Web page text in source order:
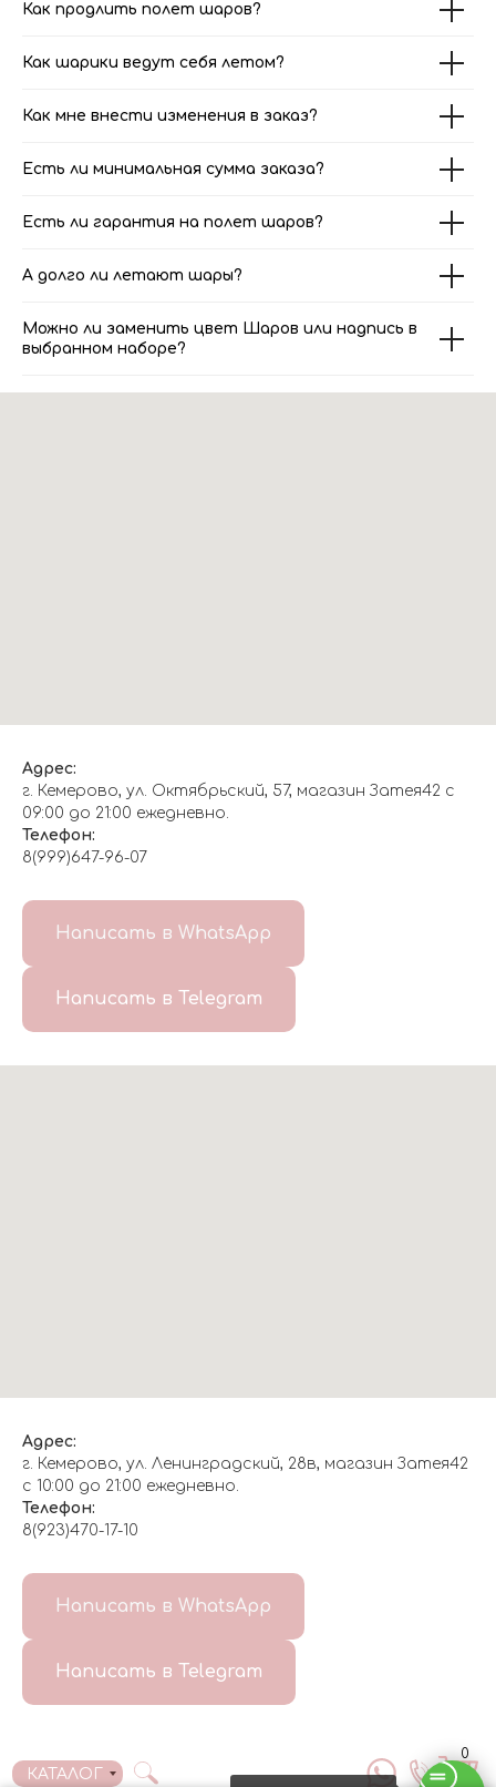
Как продлить полет шаров?
Как шарики ведут себя летом?
Как мне внести изменения в заказ?
Есть ли минимальная сумма заказа?
Есть ли гарантия на полет шаров?
А долго ли летают шары?
Можно ли заменить цвет Шаров или надпись в
выбранном наборе?
Адрес:
г. Кемерово, ул. Октябрьский, 57, магазин Затея42 с
09:00 до 21:00 ежедневно.
Телефон:
8(999)647-96-07
Написать в WhatsApp
Написать в Telegram
Адрес:
г. Кемерово, ул. Ленинградский, 28в, магазин Затея42
с 10:00 до 21:00 ежедневно.
Телефон:
8(923)470-17-10
Написать в WhatsApp
Написать в Telegram
ДОСТАВКА/
0
КАТАЛОГ